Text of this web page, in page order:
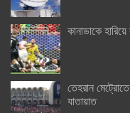
কানাডাকে
তেহরান
যাতায়াত